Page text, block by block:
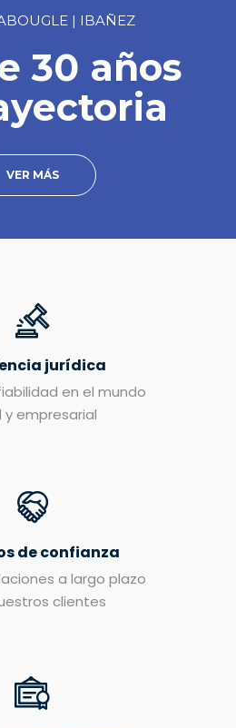
VER MÁS
| IBAÑEZ
30 años
jurídica
en el mundo
y empresarial
de confianza
a largo plazo
clientes